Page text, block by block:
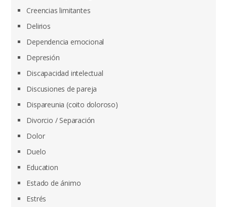
Creencias limitantes
Delirios
Dependencia emocional
Depresión
Discapacidad intelectual
Discusiones de pareja
Dispareunia (coito doloroso)
Divorcio / Separación
Dolor
Duelo
Education
Estado de ánimo
Estrés